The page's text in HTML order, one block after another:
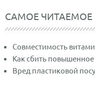
САМОЕ ЧИТАЕМОЕ
Совместимость
Как сбить
Вред пластиковой